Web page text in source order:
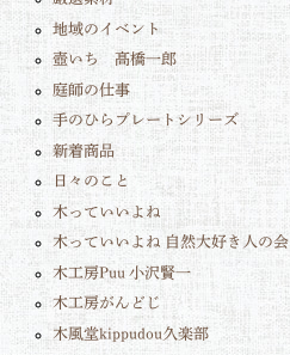
地域のイベント
壺いち 髙橋一郎
庭師の仕事
手のひらプレートシリーズ
新着商品
日々のこと
木っていいよね
木っていいよね 自然大好き人の会
木工房Puu 小沢賢一
木工房がんどじ
木風堂kippudou久楽部